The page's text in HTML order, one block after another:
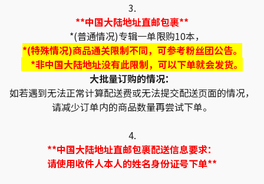
3.
**中国大陆地址直邮包裹**
*(普通情况)专辑一单限购10本，
*(特殊情况)商品通关限制不同，可参考粉丝团公告。
*非中国大陆地址没有此限制，可以下单就会发货。
大批量订购的情况：
如若遇到无法正常计算配送费或无法提交配送页面的情况，
请减少订单内的商品数量再尝试下单。
4.
**中国大陆地址直邮包裹配送信息要求：
请使用收件人本人的姓名身份证号下单**